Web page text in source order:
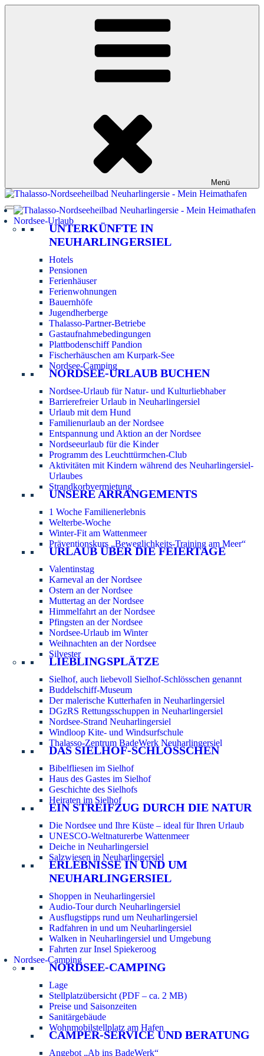
Zum
Menü
Nordsee-Urlaub
UNTERKÜNFTE IN
NEUHARLINGERSIEL
Hotels
Pensionen
Ferienhäuser
Ferienwohnungen
Bauernhöfe
Jugendherberge
Thalasso-Partner-Betriebe
Gastaufnahmebedingungen
Plattbodenschiff Pandion
Fischerhäuschen am Kurpark-See
Nordsee-Camping
NORDSEE-URLAUB BUCHEN
Nordsee-Urlaub für Natur- und Kulturliebhaber
Barrierefreier Urlaub in Neuharlingersiel
Urlaub mit dem Hund
Familienurlaub an der Nordsee
Entspannung und Aktion an der Nordsee
Nordseeurlaub für die Kinder
Programm des Leuchttürmchen-Club
Aktivitäten mit Kindern während des Neuharlingersiel-
Urlaubes
Strandkorbvermietung
UNSERE ARRANGEMENTS
1 Woche Familienerlebnis
Welterbe-Woche
Winter-Fit am Wattenmeer
Präventionskurs „Beweglichkeits-Training am Meer“
URLAUB ÜBER DIE FEIERTAGE
Valentinstag
Karneval an der Nordsee
Ostern an der Nordsee
Muttertag an der Nordsee
Himmelfahrt an der Nordsee
Pfingsten an der Nordsee
Nordsee-Urlaub im Winter
Weihnachten an der Nordsee
Silvester
LIEBLINGSPLÄTZE
Sielhof, auch liebevoll Sielhof-Schlösschen genannt
Buddelschiff-Museum
Der malerische Kutterhafen in Neuharlingersiel
DGzRS Rettungsschuppen in Neuharlingersiel
Nordsee-Strand Neuharlingersiel
Windloop Kite- und Windsurfschule
Thalasso-Zentrum BadeWerk Neuharlingersiel
DAS SIELHOF-SCHLÖSSCHEN
Bibelfliesen im Sielhof
Haus des Gastes im Sielhof
Geschichte des Sielhofs
Heiraten im Sielhof
EIN STREIFZUG DURCH DIE NATUR
Die Nordsee und Ihre Küste – ideal für Ihren Urlaub
UNESCO-Weltnaturerbe Wattenmeer
Deiche in Neuharlingersiel
Salzwiesen in Neuharlingersiel
ERLEBNISSE IN UND UM
NEUHARLINGERSIEL
Shoppen in Neuharlingersiel
Audio-Tour durch Neuharlingersiel
Ausflugstipps rund um Neuharlingersiel
Radfahren in und um Neuharlingersiel
Walken in Neuharlingersiel und Umgebung
Fahrten zur Insel Spiekeroog
Nordsee-Camping
NORDSEE-CAMPING
Lage
Stellplatzübersicht (PDF – ca. 2 MB)
Preise und Saisonzeiten
Sanitärgebäude
Wohnmobilstellplatz am Hafen
CAMPER-SERVICE UND BERATUNG
Angebot „Ab ins BadeWerk“